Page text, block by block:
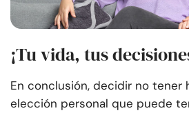
¡Tu vida, tus
En conclusión, decidir no tener
elección personal que puede